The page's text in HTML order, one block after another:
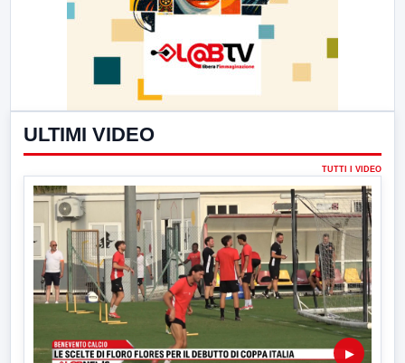
ULTIMI VIDEO
TUTTI I VIDEO
▶